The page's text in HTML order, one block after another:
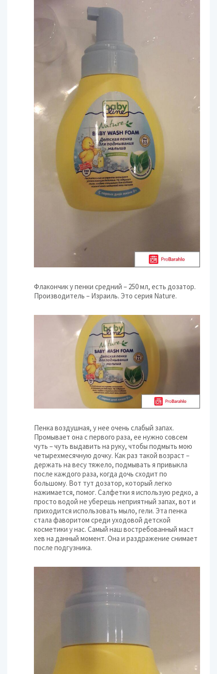
Флакончик у пенки средний – 250 мл, есть дозатор.
Производитель – Израиль. Это серия Nature.
Пенка воздушная, у нее очень слабый запах.
Промывает она с первого раза, ее нужно совсем
чуть – чуть выдавить на руку, чтобы подмыть мою
четырехмесячную дочку. Как раз такой возраст –
держать на весу тяжело, подмывать я привыкла
после каждого раза, когда дочь сходит по
большому. Вот тут дозатор, который легко
нажимается, помог. Салфетки я использую редко, а
просто водой не уберешь неприятный запах, вот и
приходится использовать мыло, гели. Эта пенка
стала фаворитом среди уходовой детской
косметики у нас. Самый наш востребованный маст
хев на данный момент. Она и раздражение снимает
после подгузника.